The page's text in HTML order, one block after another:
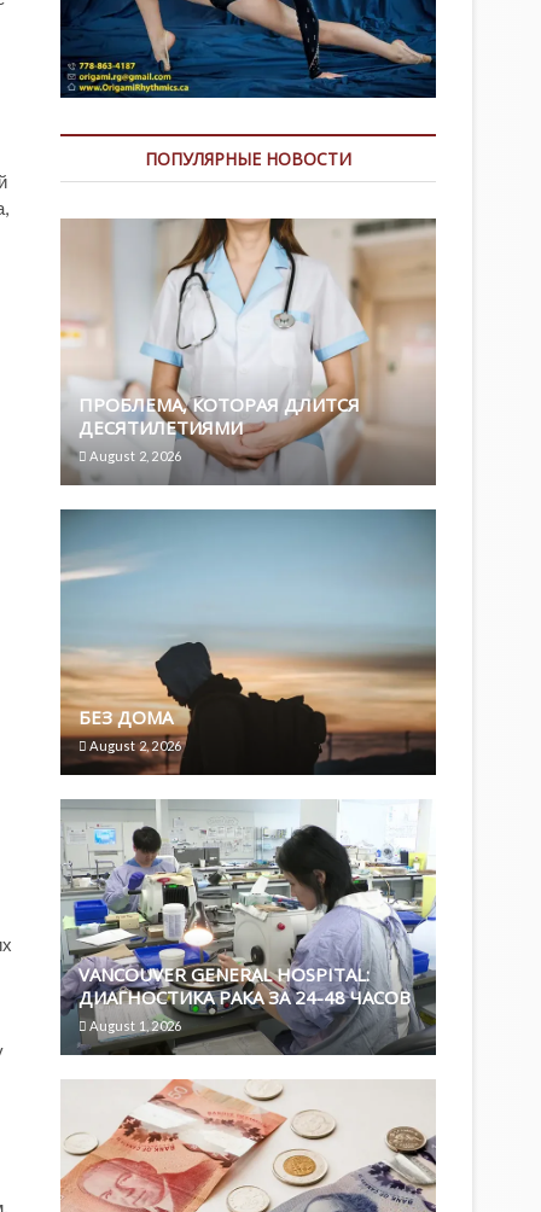
ПОПУЛЯРНЫЕ НОВОСТИ
ПРОБЛЕМА, КОТОРАЯ ДЛИТСЯ
ДЕСЯТИЛЕТИЯМИ
August 2, 2026
БЕЗ ДОМА
August 2, 2026
VANCOUVER GENERAL HOSPITAL:
ДИАГНОСТИКА РАКА ЗА 24-48 ЧАСОВ
August 1, 2026